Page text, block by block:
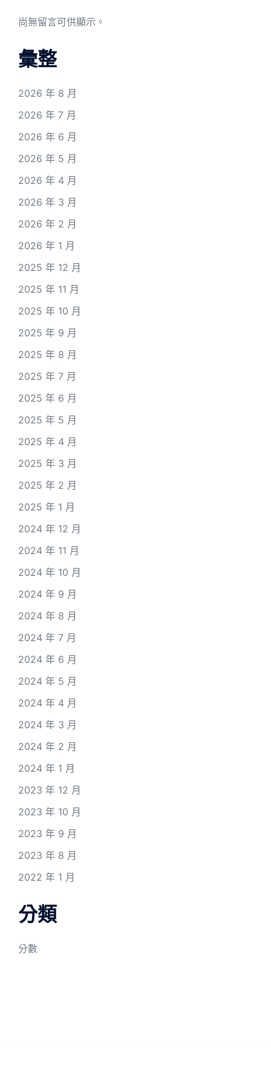
尚無留言可供顯示。
彙整
2026 年 8 月
2026 年 7 月
2026 年 6 月
2026 年 5 月
2026 年 4 月
2026 年 3 月
2026 年 2 月
2026 年 1 月
2025 年 12 月
2025 年 11 月
2025 年 10 月
2025 年 9 月
2025 年 8 月
2025 年 7 月
2025 年 6 月
2025 年 5 月
2025 年 4 月
2025 年 3 月
2025 年 2 月
2025 年 1 月
2024 年 12 月
2024 年 11 月
2024 年 10 月
2024 年 9 月
2024 年 8 月
2024 年 7 月
2024 年 6 月
2024 年 5 月
2024 年 4 月
2024 年 3 月
2024 年 2 月
2024 年 1 月
2023 年 12 月
2023 年 10 月
2023 年 9 月
2023 年 8 月
2022 年 1 月
分類
分數